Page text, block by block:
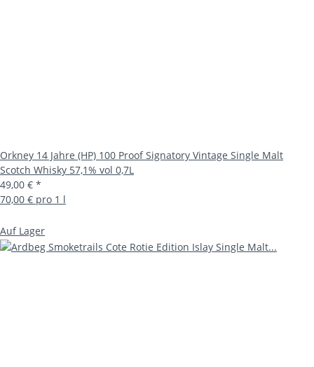
Orkney 14 Jahre (HP) 100 Proof Signatory Vintage Single Malt
Scotch Whisky 57,1% vol 0,7L
49,00 € *
70,00 € pro 1 l
Auf Lager